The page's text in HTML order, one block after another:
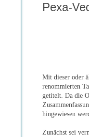
Pexa-
Mit dieser oder
renommierten
getitelt. Da die
hingewiesen
Zunächst sei